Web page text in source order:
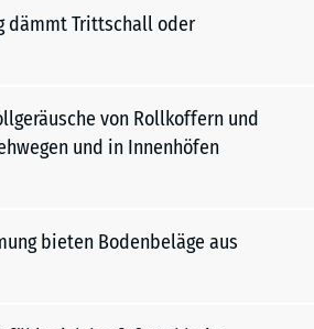
dämmt Trittschall oder
von Rollkoffern und
und in Innenhöfen
bieten Bodenbeläge aus